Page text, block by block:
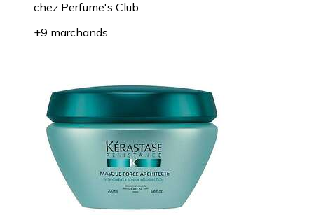
chez Perfume's Club
+9 marchands